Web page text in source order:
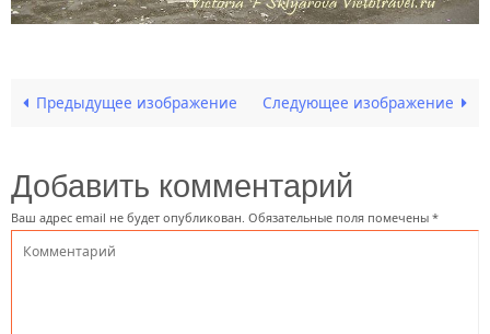
Предыдущее изображение Следующее изображение
Добавить комментарий
Ваш адрес email не будет опубликован. Обязательные поля помечены *